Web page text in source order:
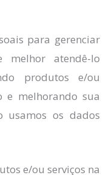
para gerenciar
melhor atendê-lo
produtos e/ou
e melhorando sua
usamos os dados
e/ou serviços na